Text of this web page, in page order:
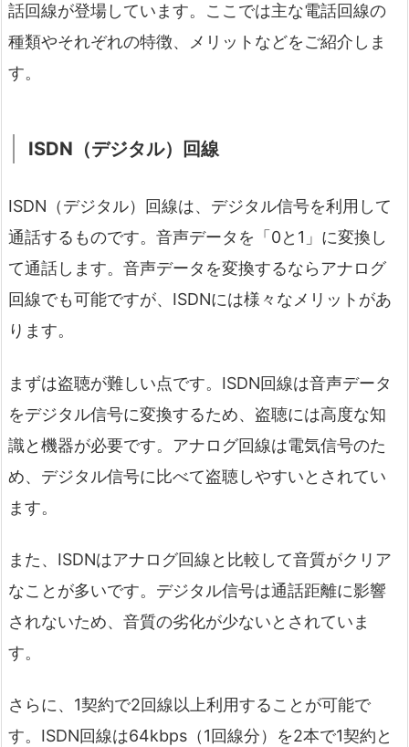
話回線が登場しています。ここでは主な電話回線の
種類やそれぞれの特徴、メリットなどをご紹介しま
す。
ISDN（デジタル）回線
ISDN（デジタル）回線は、デジタル信号を利用して
通話するものです。音声データを「0と1」に変換し
て通話します。音声データを変換するならアナログ
回線でも可能ですが、ISDNには様々なメリットがあ
ります。
まずは盗聴が難しい点です。ISDN回線は音声データ
をデジタル信号に変換するため、盗聴には高度な知
識と機器が必要です。アナログ回線は電気信号のた
め、デジタル信号に比べて盗聴しやすいとされてい
ます。
また、ISDNはアナログ回線と比較して音質がクリア
なことが多いです。デジタル信号は通話距離に影響
されないため、音質の劣化が少ないとされていま
す。
さらに、1契約で2回線以上利用することが可能で
す。ISDN回線は64kbps（1回線分）を2本で1契約と